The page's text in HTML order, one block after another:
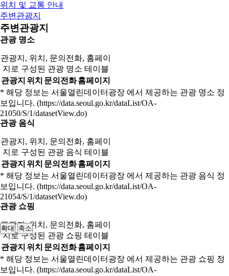
위치 및 교통 안내
주변관광지
주변관광지
관광 명소
관광지, 위치, 문의전화, 홈페이
지로 구성된 관광 명소 테이블
관광지 위치 문의전화홈페이지
* 해당 정보는 서울열린데이터광장 에서 제공하는 관광 명소 정
보입니다. (https://data.seoul.go.kr/dataList/OA-
21050/S/1/datasetView.do)
관광 음식
관광지, 위치, 문의전화, 홈페이
지로 구성된 관광 음식 테이블
관광지 위치 문의전화홈페이지
* 해당 정보는 서울열린데이터광장 에서 제공하는 관광 음식 정
보입니다. (https://data.seoul.go.kr/dataList/OA-
21054/S/1/datasetView.do)
관광 쇼핑
관광지, 위치, 문의전화, 홈페이
지로 구성된 관광 쇼핑 테이블
관광지 위치 문의전화홈페이지
* 해당 정보는 서울열린데이터광장 에서 제공하는 관광 쇼핑 정
보입니다. (https://data.seoul.go.kr/dataList/OA-
확대 축소